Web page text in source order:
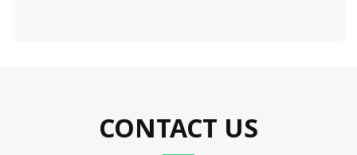
CONTACT US